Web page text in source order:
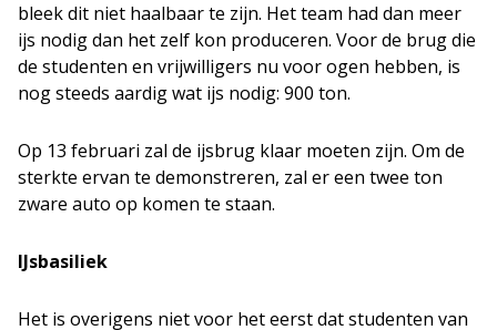
bleek dit niet haalbaar te zijn. Het team had dan meer
ijs nodig dan het zelf kon produceren. Voor de brug die
de studenten en vrijwilligers nu voor ogen hebben, is
nog steeds aardig wat ijs nodig: 900 ton.
Op 13 februari zal de ijsbrug klaar moeten zijn. Om de
sterkte ervan te demonstreren, zal er een twee ton
zware auto op komen te staan.
IJsbasiliek
Het is overigens niet voor het eerst dat studenten van